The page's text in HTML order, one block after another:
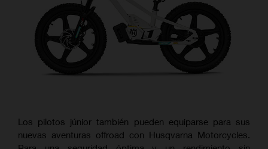
Los pilotos júnior también pueden equiparse para sus
nuevas aventuras offroad con Husqvarna Motorcycles.